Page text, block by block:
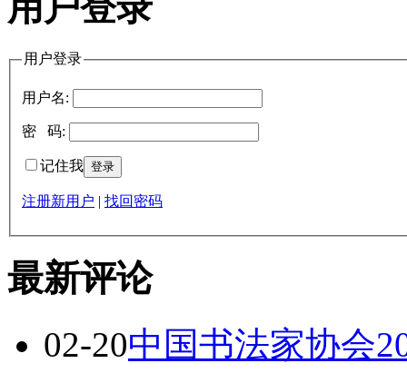
用户登录
用户名:
密 码:
记住我
注册新用户 | 找回密码
最新评论
02-20中国书法家协会